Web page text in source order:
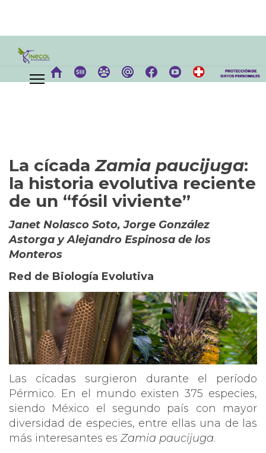
La cícadaZamia paucijuga:
la historia evolutiva reciente
de un “fósil viviente”
Janet Nolasco Soto, Jorge González
Astorga y Alejandro Espinosa de los
Monteros
Red de Biología Evolutiva
Las cícadas surgieron durante el período
Pérmico. En el mundo existen 375 especies,
siendo México el segundo país con mayor
diversidad de especies, entre ellas una de las
más interesantes es Zamia paucijuga.